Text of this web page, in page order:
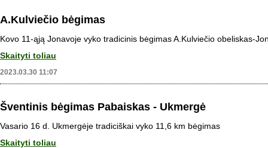
A.Kulviečio bėgimas
Kovo 11-ąją Jonavoje vyko tradicinis bėgimas A.Kulviečio obeliskas-
Skaityti toliau
2023.03.30 11:07
Šventinis bėgimas Pabaiskas - Ukmergė
Vasario 16 d. Ukmergėje tradiciškai vyko 11,6 km bėgimas
Skaityti toliau